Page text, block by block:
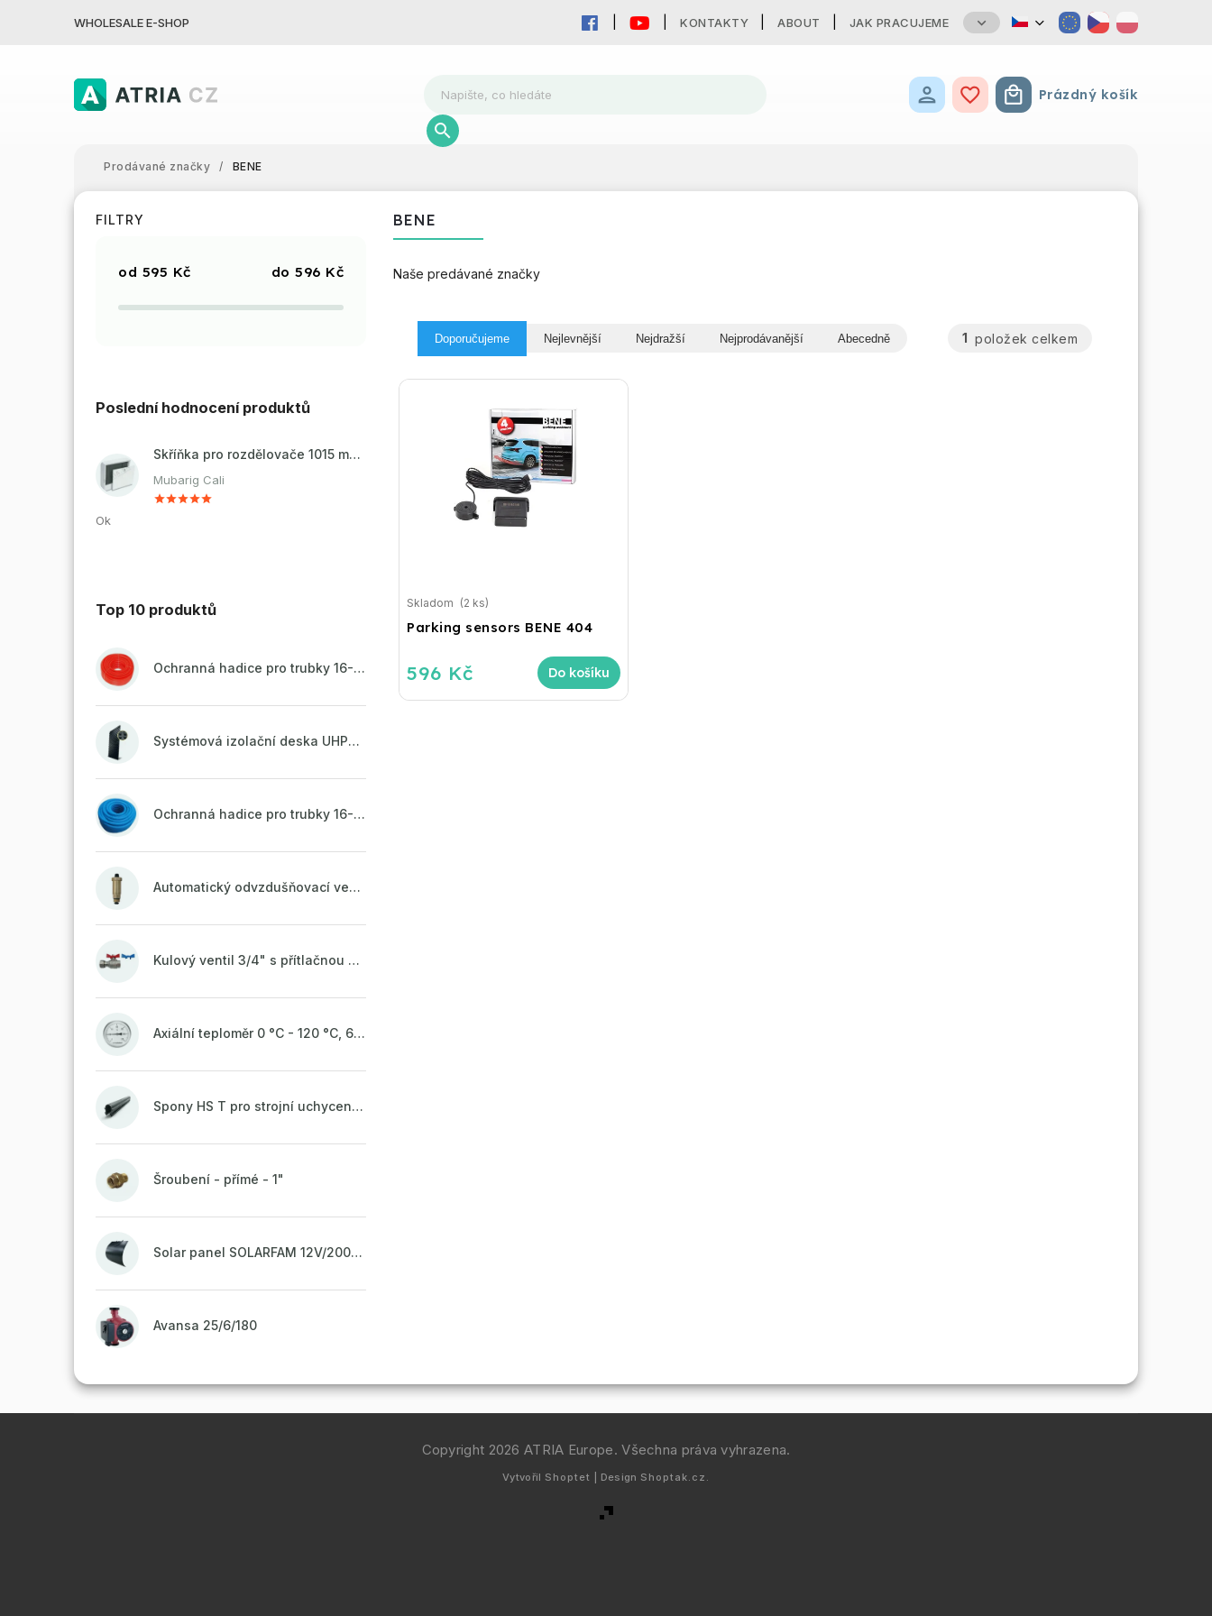
WHOLESALE E-SHOP KONTAKTY ABOUT JAK PRACUJEME
Nákupní košík
Prázdný košík
Prodávané značky / BENE
FILTRY
595 Kč 596 Kč
Poslední hodnocení produktů
Skříňka pro rozdělovače 1015 mm - nadomítková
Mubarig Cali
Ok
Top 10 produktů
Ochranná hadice pro trubky 16-18mm - červená
Systémová izolační deska UHP51 (STIROTERMAL DUO 11)
Ochranná hadice pro trubky 16-18mm - modrá
Automatický odvzdušňovací ventil 1/2" se zpětnou klapkou mosazný
Kulový ventil 3/4" s přítlačnou maticí
Axiální teploměr 0 °C - 120 °C, 63 mm
Spony HS T pro strojní uchycení potrubí, svařené na vrchu do pasu
Šroubení - přímé - 1"
Solar panel SOLARFAM 12V/200W semi-flexible for balcony, fence
Avansa 25/6/180
BENE
Naše predávané značky
Doporučujeme Nejlevnější Nejdražší Nejprodávanější Abecedně 1 položek celkem
Parking sensors BENE 404
Skladom (2 ks)
596 Kč Do košíku
Copyright 2026ATRIA Europe. Všechna práva vyhrazena.
Vytvořil Shoptet | Design Shoptak.cz.